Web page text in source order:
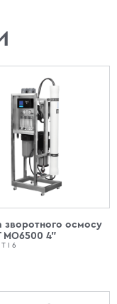
зворотного осмосу
МО6500 4"